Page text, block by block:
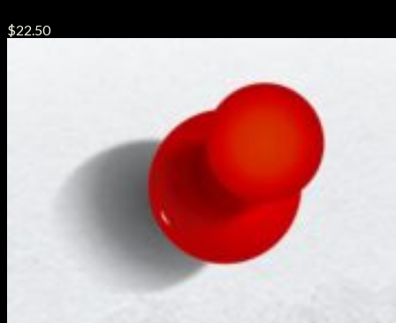
$22.50